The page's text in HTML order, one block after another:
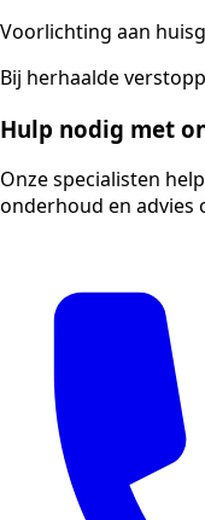
Voorlichting aan
Bij herhaalde
Hulp nodig met
Onze specialisten
onderhoud en advies